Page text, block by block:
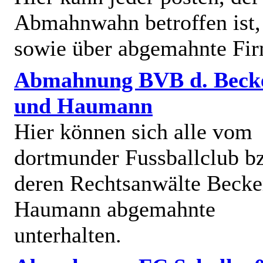
Abmahnwahn betroffen ist,
sowie über abgemahnte
Abmahnung BVB d.
und Haumann
Hier können sich alle vom
dortmunder Fussballclub
deren Rechtsanwälte
Haumann abgemahnte
unterhalten.